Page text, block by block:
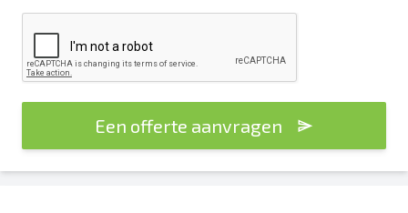
Een offerte aanvragen